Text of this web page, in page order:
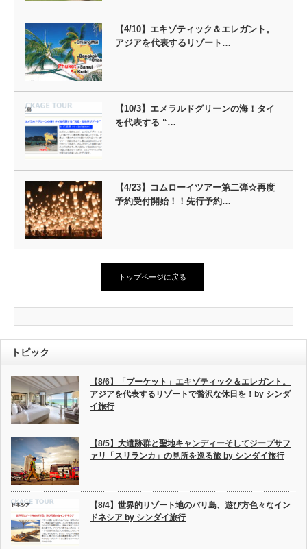
【4/10】エキゾティック＆エレガント。
アジアを代表するリゾート…
【10/3】エメラルドグリーンの海！タイ
を代表する “…
【4/23】コムローイツアー第二弾☆再度
予約受付開始！！先行予約…
トップページに戻る
トピック
【8/6】「プーケット」エキゾティック＆エレガント。
アジアを代表するリゾートで贅沢な休日を！by シンダ
イ旅行
【8/5】大遺跡群と聖地キャンディーそしてジープサフ
ァリ「スリランカ」の見所を巡る旅 by シンダイ旅行
【8/4】世界的リゾート地のバリ島、遊び方色々なイン
ドネシア by シンダイ旅行